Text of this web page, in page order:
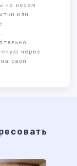
не несем
или
через
свой